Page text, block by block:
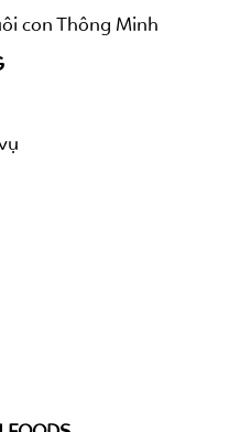
con Thông Minh